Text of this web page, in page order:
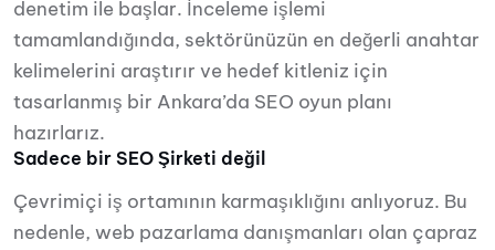
denetim ile başlar. İnceleme işlemi
tamamlandığında, sektörünüzün en değerli anahtar
kelimelerini araştırır ve hedef kitleniz için
tasarlanmış bir Ankara’da SEO oyun planı
hazırlarız.
Sadece bir SEO Şirketi değil
Çevrimiçi iş ortamının karmaşıklığını anlıyoruz. Bu
nedenle, web pazarlama danışmanları olan çapraz